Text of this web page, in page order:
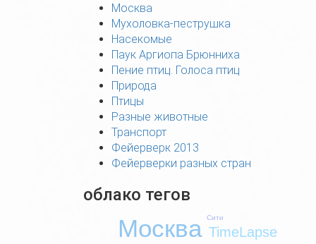
Москва
Мухоловка-пеструшка
Насекомые
Паук Аргиопа Брюнниха
Пение птиц. Голоса птиц
Природа
Птицы
Разные животные
Транспорт
Фейерверк 2013
Фейерверки разных стран
облако тегов
Москва TimeLapse
Сити